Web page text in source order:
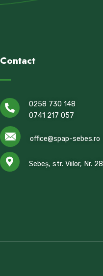
Contact
0258 730 148
0741 217 057
office@spap-sebes.ro
Sebeș, str. Viilor, Nr. 28